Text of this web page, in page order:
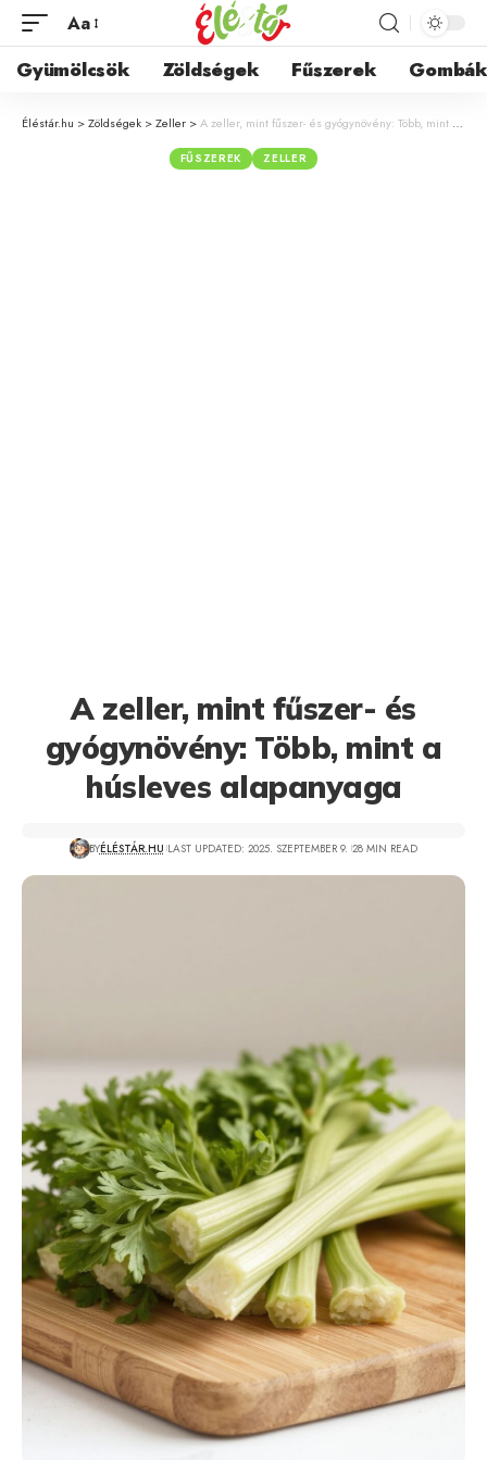
Aa
Gyümölcsök Zöldségek Fűszerek Gombák
Éléstár.hu >Zöldségek >Zeller >A zeller, mint fűszer- és gyógynövény: Több, mint a húsleves alapanyaga
FŰSZEREK ZELLER
A zeller, mint fűszer- és
gyógynövény: Több, mint a
húsleves alapanyaga
BYÉLÉSTÁR.HU LAST UPDATED: 2025. SZEPTEMBER 9. 28 MIN READ